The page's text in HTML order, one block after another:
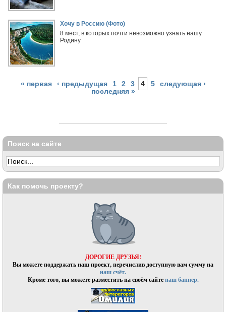
Хочу в Россию (Фото)
8 мест, в которых почти невозможно узнать нашу
Родину
« первая ‹ предыдущая 1 2 3 4 5
следующая ›
последняя »
Поиск на сайте
Как помочь проекту?
ДОРОГИЕ ДРУЗЬЯ!
Вы можете поддержать наш проект, перечислив доступную вам сумму на
наш счёт.
Кроме того, вы можете разместить на своём сайтенаш баннер.